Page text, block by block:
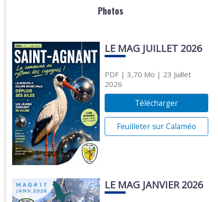
Photos
LE MAG JUILLET 2026
PDF| 3,70 Mo | 23 Juillet
2026
Télécharger
Feuilleter sur Calaméo
LE MAG JANVIER 2026